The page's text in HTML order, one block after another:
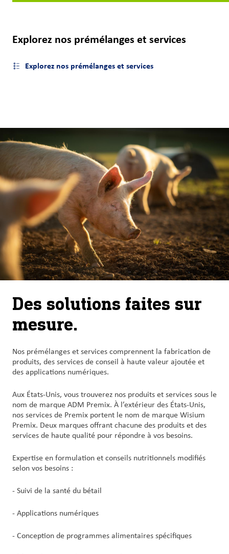
Investisseurs
Explorez nos prémélanges et services
Ouvrir le menu latéral
Explorez nos prémélanges et services
Des solutions faites sur
mesure.
Nos prémélanges et services comprennent la fabrication de
produits, des services de conseil à haute valeur ajoutée et
des applications numériques.
Aux États-Unis, vous trouverez nos produits et services sous le
nom de marque ADM Premix. À l’extérieur des États-Unis,
nos services de Premix portent le nom de marque Wisium
Premix. Deux marques offrant chacune des produits et des
services de haute qualité pour répondre à vos besoins.
Expertise en formulation et conseils nutritionnels modifiés
selon vos besoins :
- Suivi de la santé du bétail
- Applications numériques
- Conception de programmes alimentaires spécifiques